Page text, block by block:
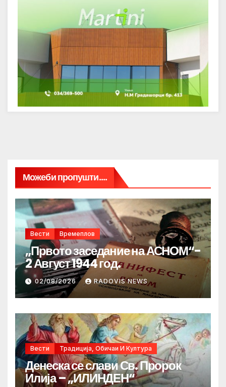
Можеби пропушти....
Вести Времеплов
„Првото заседание на АСНОМ“-
2 Август 1944 год.
02/08/2026 RADOVIS NEWS
Вести Традиција, Обичаи И Култура
Денеска се слави Св. Пророк
Илија – „ИЛИНДЕН“